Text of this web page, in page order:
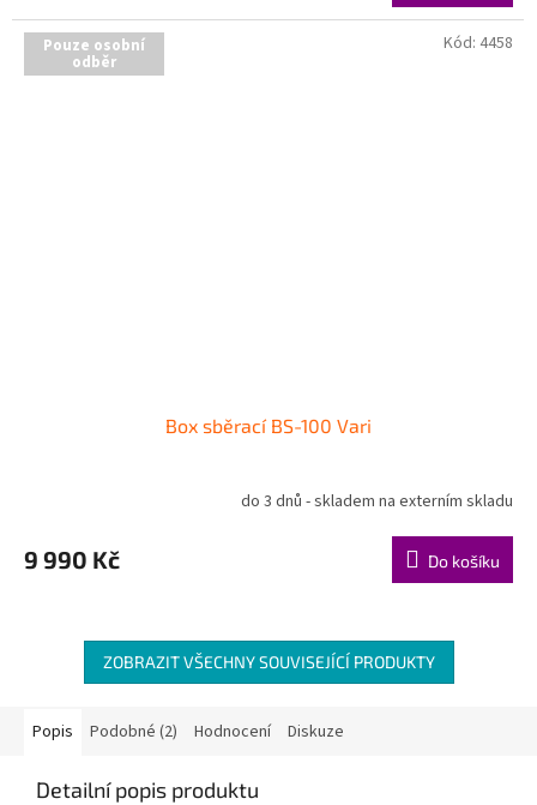
Pouze osobní
odběr
Box sběrací BS-100 Vari
do 3 dnů - skladem na externím skladu
9 990 Kč Do košíku
Kód: 4458
ZOBRAZIT VŠECHNY SOUVISEJÍCÍ PRODUKTY
Popis Podobné (2) Hodnocení Diskuze
Detailní popis produktu